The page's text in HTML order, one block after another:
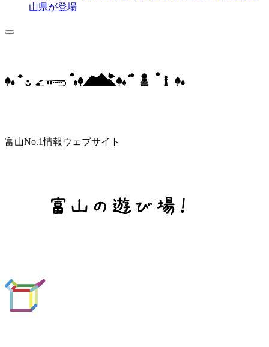
山県が登場
富山No.1情報ウェブサイト